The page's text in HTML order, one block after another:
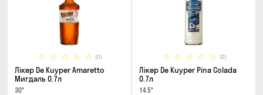
(0)
Лікер De Kuyper Amaretto
Мигдаль 0.7л
30°
(0)
Лікер De Kuyper Pina Colada
0.7л
14.5°